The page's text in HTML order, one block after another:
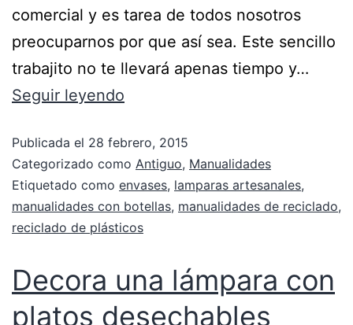
comercial y es tarea de todos nosotros
preocuparnos por que así sea. Este sencillo
trabajito no te llevará apenas tiempo y…
Seguir leyendo
Publicada el 28 febrero, 2015
Categorizado como Antiguo, Manualidades
Etiquetado como envases, lamparas artesanales,
manualidades con botellas, manualidades de reciclado,
reciclado de plásticos
Decora una lámpara con
platos desechables